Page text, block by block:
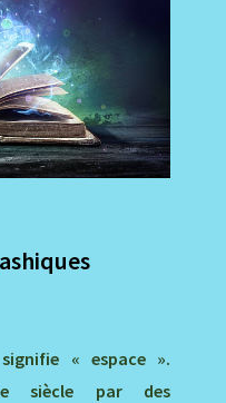
« espace ».
siècle par des